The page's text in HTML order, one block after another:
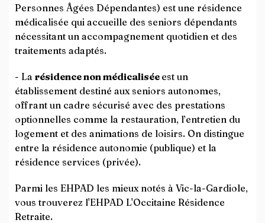
Personnes Âgées Dépendantes) est une résidence
médicalisée qui accueille des seniors dépendants
nécessitant un accompagnement quotidien et des
traitements adaptés.
- La résidence non médicalisée est un
établissement destiné aux seniors autonomes,
offrant un cadre sécurisé avec des prestations
optionnelles comme la restauration, l’entretien du
logement et des animations de loisirs. On distingue
entre la résidence autonomie (publique) et la
résidence services (privée).
Parmi les EHPAD les mieux notés à Vic-la-Gardiole,
vous trouverez l'EHPAD L'Occitaine Résidence
Retraite.